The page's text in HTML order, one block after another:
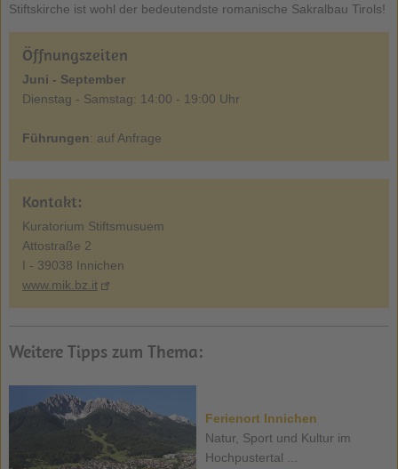
Stiftskirche ist wohl der bedeutendste romanische Sakralbau Tirols!
Öffnungszeiten
Juni - September
Dienstag - Samstag: 14:00 - 19:00 Uhr
Führungen: auf Anfrage
Kontakt:
Kuratorium Stiftsmusuem
Attostraße 2
I - 39038 Innichen
www.mik.bz.it
Weitere Tipps zum Thema:
Ferienort Innichen
Natur, Sport und Kultur im
Hochpustertal ...